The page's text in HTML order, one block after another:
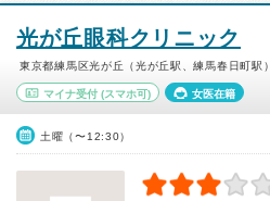
光が丘眼科クリニック
東京都練馬区光が丘（光が丘駅、練馬春日町駅）
マイナ受付 (スマホ可) 女医在籍
土曜（〜12:30）